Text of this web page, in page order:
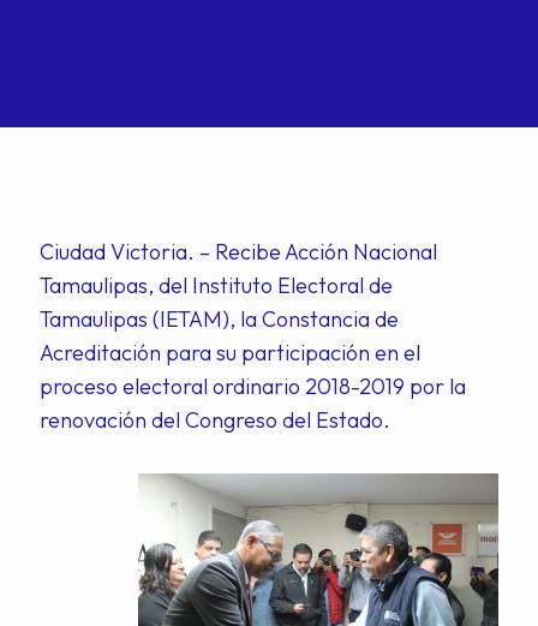
Ciudad Victoria. – Recibe Acción Nacional
Tamaulipas, del Instituto Electoral de
Tamaulipas (IETAM), la Constancia de
Acreditación para su participación en el
proceso electoral ordinario 2018-2019 por la
renovación del Congreso del Estado.